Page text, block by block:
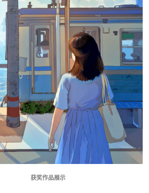
获奖作品展示